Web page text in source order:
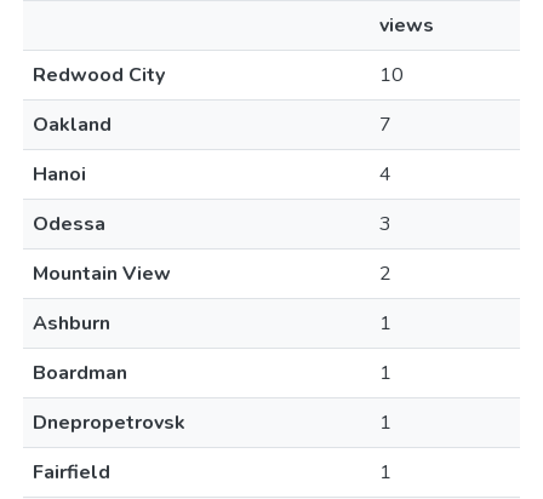
views
Redwood City
10
Oakland
7
Hanoi
4
Odessa
3
Mountain View
2
Ashburn
1
Boardman
1
Dnepropetrovsk
1
Fairfield
1